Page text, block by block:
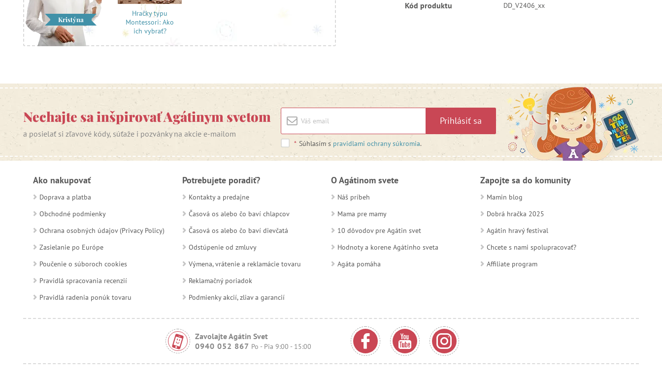
Kristýna
Hračky typu
Montessori: Ako
ich vybrať?
Kód produktu DD_V2406_xx
Nechajte sa inšpirovať Agátinym svetom
a posielať si zľavové kódy, súťaže i pozvánky na akcie e-mailom
Prihlásiť sa
* Súhlasím s pravidlami ochrany súkromia.
Ako nakupovať
Doprava a platba
Obchodné podmienky
Ochrana osobných údajov (Privacy Policy)
Zasielanie po Európe
Poučenie o súboroch cookies
Pravidlá spracovania recenzií
Pravidlá radenia ponúk tovaru
Potrebujete poradiť?
Kontakty a predajne
Časová os alebo čo baví chlapcov
Časová os alebo čo baví dievčatá
Odstúpenie od zmluvy
Výmena, vrátenie a reklamácie tovaru
Reklamačný poriadok
Podmienky akcií, zliav a garancií
O Agátinom svete
Náš príbeh
Mama pre mamy
10 dôvodov pre Agátin svet
Hodnoty a korene Agátinho sveta
Agáta pomáha
Zapojte sa do komunity
Mamin blog
Dobrá hračka 2025
Agátin hravý festival
Chcete s nami spolupracovať?
Affiliate program
Zavolajte Agátin Svet
0940 052 867 Po - Pia 9:00 - 15:00